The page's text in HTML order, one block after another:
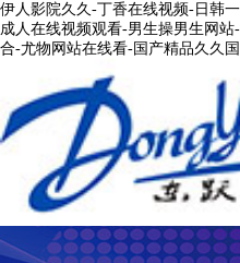
伊人影院久久-丁香在线视频-日韩
成人在线视频观看-男生操男生网
合-尤物网站在线看-国产精品久久